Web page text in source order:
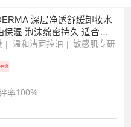
深层净透舒缓卸妆水
保湿 泡沫绵密持久 适合敏
温和洁面控油 敏感肌专研
价
率100%